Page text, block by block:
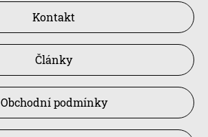
Kontakt
Články
Obchodní podmínky